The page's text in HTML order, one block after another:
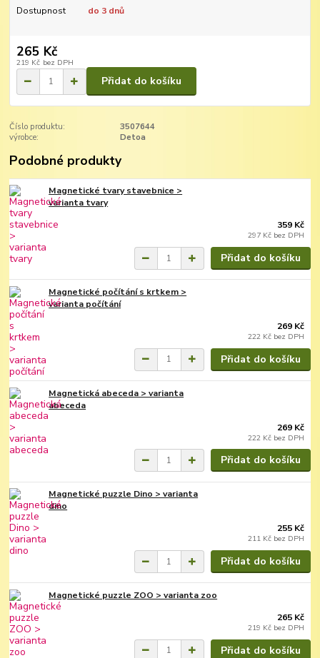
Dostupnost do 3 dnů
265 Kč
219 Kč bez DPH
Přidat do košíku
Číslo produktu:
3507644
výrobce:
Detoa
Podobné produkty
Magnetické tvary stavebnice >
varianta tvary
359 Kč
297 Kč bez DPH
Přidat do košíku
Magnetické počítání s krtkem >
varianta počítání
269 Kč
222 Kč bez DPH
Přidat do košíku
Magnetická abeceda > varianta
abeceda
269 Kč
222 Kč bez DPH
Přidat do košíku
Magnetické puzzle Dino > varianta
dino
255 Kč
211 Kč bez DPH
Přidat do košíku
Magnetické puzzle ZOO > varianta zoo
265 Kč
219 Kč bez DPH
Přidat do košíku